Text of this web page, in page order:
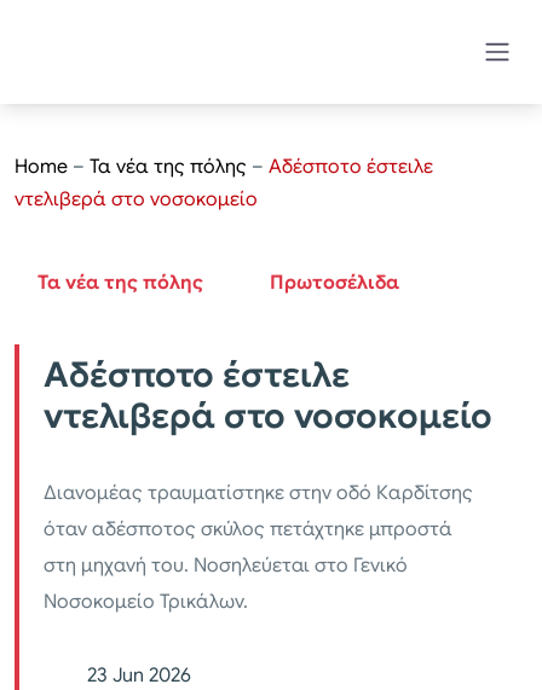
Home – Τα νέα της πόλης – Αδέσποτο έστειλε
ντελιβερά στο νοσοκομείο
Τα νέα της πόλης Πρωτοσέλιδα
Αδέσποτο έστειλε
ντελιβερά στο νοσοκομείο
Διανομέας τραυματίστηκε στην οδό Καρδίτσης
όταν αδέσποτος σκύλος πετάχτηκε μπροστά
στη μηχανή του. Νοσηλεύεται στο Γενικό
Νοσοκομείο Τρικάλων.
23 Jun 2026